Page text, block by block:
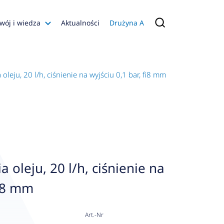
i wiedza
Konfiguratory
Aktualności Drużyna A
oleju, 20 l/h, ciśnienie na wyjściu 0,1 bar, fi8 mm
oleju, 20 l/h, ciśnienie na
mm
Art.-Nr